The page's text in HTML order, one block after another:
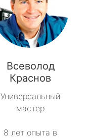
Всеволод
Краснов
Универсальный
мастер
8 лет опыта в